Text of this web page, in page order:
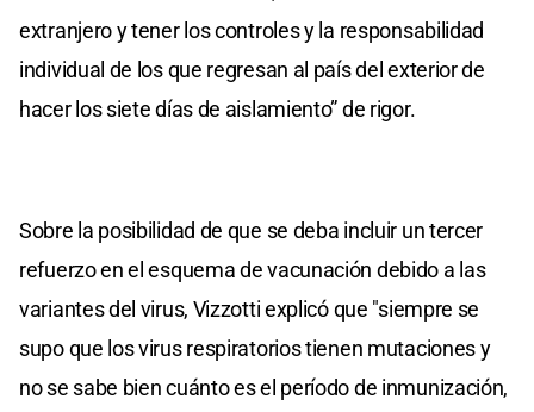
extranjero y tener los controles y la responsabilidad
individual de los que regresan al país del exterior de
hacer los siete días de aislamiento” de rigor.
Sobre la posibilidad de que se deba incluir un tercer
refuerzo en el esquema de vacunación debido a las
variantes del virus, Vizzotti explicó que "siempre se
supo que los virus respiratorios tienen mutaciones y
no se sabe bien cuánto es el período de inmunización,